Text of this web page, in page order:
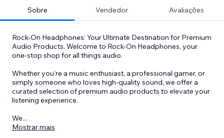
Sobre Vendedor Avaliações
Rock-On Headphones: Your Ultimate Destination for Premium
Audio Products. Welcome to Rock-On Headphones, your
one-stop shop for all things audio.
Whether you’re a music enthusiast, a professional gamer, or
simply someone who loves high-quality sound, we offer a
curated selection of premium audio products to elevate your
listening experience.
We...
Mostrar mais